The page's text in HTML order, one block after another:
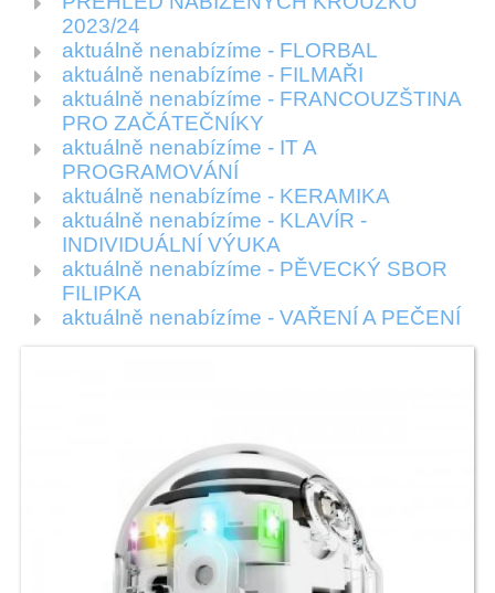
2023/24
aktuálně nenabízíme - FLORBAL
aktuálně nenabízíme - FILMAŘI
aktuálně nenabízíme - FRANCOUZŠTINA
PRO ZAČÁTEČNÍKY
aktuálně nenabízíme - IT A
PROGRAMOVÁNÍ
aktuálně nenabízíme - KERAMIKA
aktuálně nenabízíme - KLAVÍR -
INDIVIDUÁLNÍ VÝUKA
aktuálně nenabízíme - PĚVECKÝ SBOR
FILIPKA
aktuálně nenabízíme - VAŘENÍ A PEČENÍ